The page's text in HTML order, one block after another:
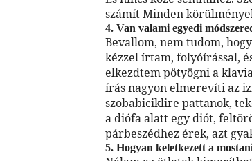
számít Minden
4. Van valami egyedi
Bevallom, nem tudom,
kézzel írtam, folyóírással,
elkezdtem pötyögni a
írás nagyon elmerevíti az
szobabiciklire pattanok,
a diófa alatt egy diót,
párbeszédhez érek, azt
5. Hogyan keletkezett a